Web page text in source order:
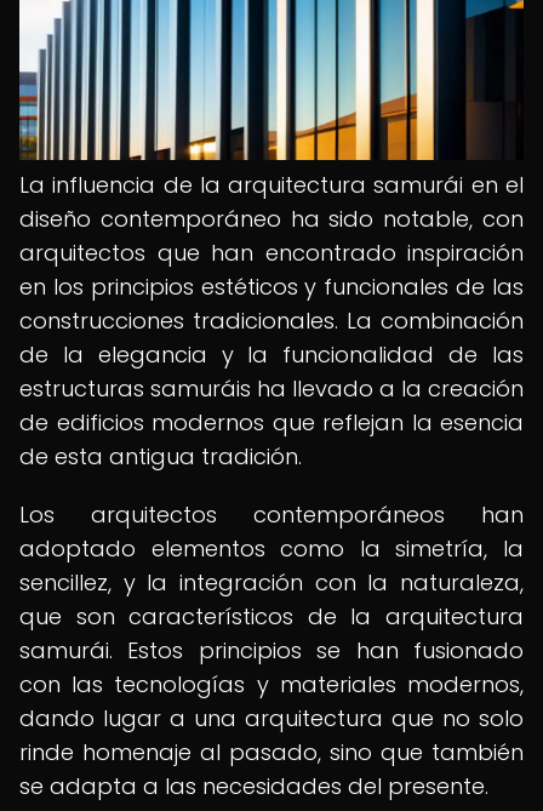
La influencia de la arquitectura samurái en el
diseño contemporáneo ha sido notable, con
arquitectos que han encontrado inspiración
en los principios estéticos y funcionales de las
construcciones tradicionales. La combinación
de la elegancia y la funcionalidad de las
estructuras samuráis ha llevado a la creación
de edificios modernos que reflejan la esencia
de esta antigua tradición.
Los arquitectos contemporáneos han
adoptado elementos como la simetría, la
sencillez, y la integración con la naturaleza,
que son característicos de la arquitectura
samurái. Estos principios se han fusionado
con las tecnologías y materiales modernos,
dando lugar a una arquitectura que no solo
rinde homenaje al pasado, sino que también
se adapta a las necesidades del presente.